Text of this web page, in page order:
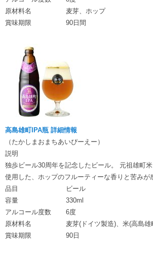
原材料名
麦芽、ホップ
賞味期限
90日間
高島雄町IPA瓶 詳細情報
（たかしまおまちあいぴーえー）
説明
独歩ビール30周年を記念したビール。 元祖雄町
使用した、ホップのフルーティーな香りと苦みが
品目
ビール
容量
330ml
アルコール度数
6度
原材料名
麦芽(ドイツ製造)、米(高島
賞味期限
90日